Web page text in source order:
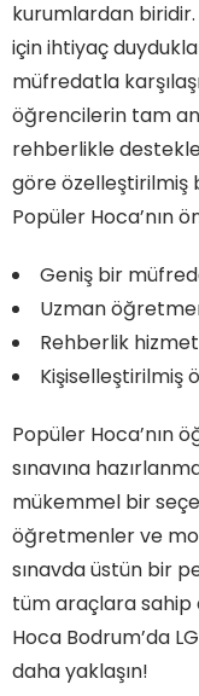
kurumlardan biridir.
için ihtiyaç
müfredatla
öğrencilerin tam
rehberlikle
göre özelleştirilmiş
Popüler Hoca’nın
Geniş bir
Uzman
Rehberlik
Kişiselleştirilmiş
Popüler Hoca’nın
sınavına
mükemmel bir
öğretmenler ve
sınavda üstün bir
tüm araçlara sahip
Hoca Bodrum’da
daha yaklaşın!